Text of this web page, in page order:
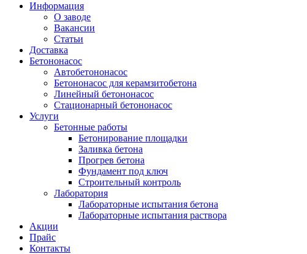
Информация
О заводе
Вакансии
Статьи
Доставка
Бетононасос
Автобетононасос
Бетононасос для керамзитобетона
Линейный бетононасос
Стационарный бетононасос
Услуги
Бетонные работы
Бетонирование площадки
Заливка бетона
Прогрев бетона
Фундамент под ключ
Строительный контроль
Лаборатория
Лабораторные испытания бетона
Лабораторные испытания раствора
Акции
Прайс
Контакты